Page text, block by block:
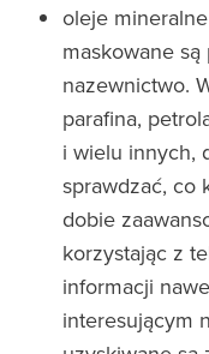
oleje
maskowane
nazewnictwo.
parafina,
i wielu innych,
sprawdzać, co
dobie
korzystając z
informacji
interesującym